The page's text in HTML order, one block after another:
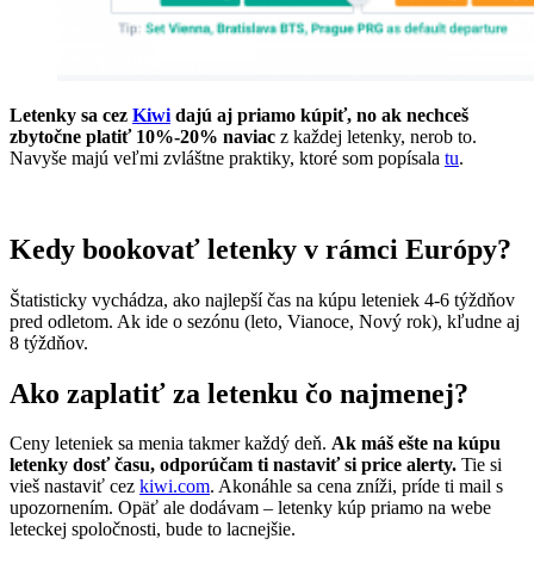
Letenky sa cez Kiwi dajú aj priamo kúpiť, no ak nechceš
zbytočne platiť 10%-20% naviac z každej letenky, nerob to.
Navyše majú veľmi zvláštne praktiky, ktoré som popísala tu.
Kedy bookovať letenky v rámci Európy?
Štatisticky vychádza, ako najlepší čas na kúpu leteniek 4-6 týždňov
pred odletom. Ak ide o sezónu (leto, Vianoce, Nový rok), kľudne aj
8 týždňov.
Ako zaplatiť za letenku čo najmenej?
Ceny leteniek sa menia takmer každý deň. Ak máš ešte na kúpu
letenky dosť času, odporúčam ti nastaviť si price alerty. Tie si
vieš nastaviť cez kiwi.com. Akonáhle sa cena zníži, príde ti mail s
upozornením. Opäť ale dodávam – letenky kúp priamo na webe
leteckej spoločnosti, bude to lacnejšie.